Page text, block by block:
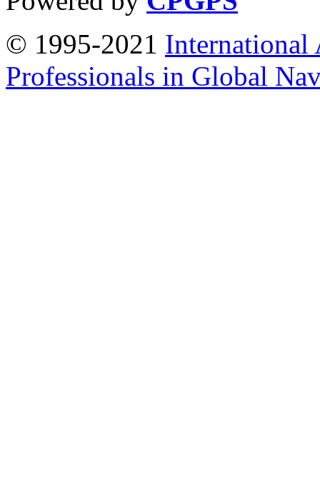
© 1995-2021 International
Professionals in Global